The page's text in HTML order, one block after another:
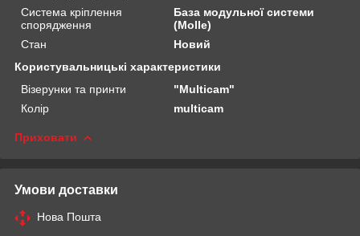
Система кріплення
спорядження
База модульної системи
(Molle)
Стан
Новий
Користувальницькі характеристики
Візерунки та принти
"Multicam"
Колір
multicam
Приховати
Умови доставки
Нова Пошта